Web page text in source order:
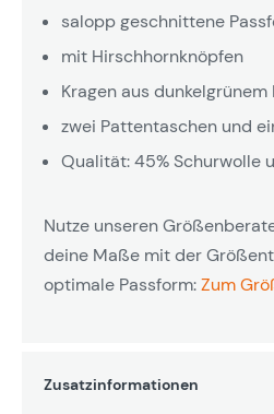
salopp geschnittene
mit Hirschhornknöpfen
Kragen aus dunkelgrünem
zwei Pattentaschen und
Qualität: 45% Schurwolle
Nutze unseren
deine Maße mit der
optimale Passform:Zum
Zusatzinformationen